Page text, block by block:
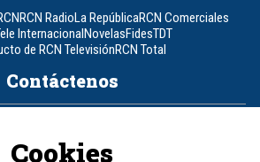
RCN RadioLa RepúblicaRCN Comerciales
InternacionalNovelasFidesTDT
de RCN TelevisiónRCN Total
Contáctenos
Cookies